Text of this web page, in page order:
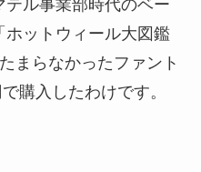
ル事業部時代のベー
ホットウィール大図鑑
まらなかったファント
購入したわけです。